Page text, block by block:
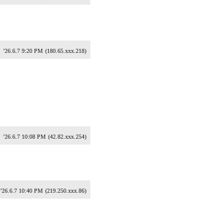
'26.6.7 9:20 PM (180.65.xxx.218)
'26.6.7 10:08 PM (42.82.xxx.254)
'26.6.7 10:40 PM (219.250.xxx.86)